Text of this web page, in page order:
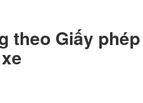
theo Giấy phép